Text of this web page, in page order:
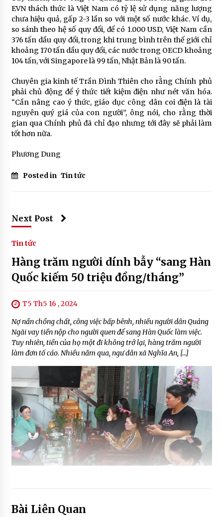
EVN thách thức là Việt Nam có tỷ lệ sử dụng năng lượng
chưa hiệu quả, gấp 2-3 lần so với một số nước khác. Ví dụ,
so sánh theo hệ số quy đổi, để có 1.000 USD, Việt Nam cần
376 tấn dầu quy đổi, trong khi trung bình trên thế giới chỉ
khoảng 170 tấn dầu quy đổi, các nước trong OECD khoảng
104 tấn, với Singapore là 99 tấn, Nhật Bản là 90 tấn.
Chuyên gia kinh tế Trần Đình Thiên cho rằng Chính phủ
phải chủ động để ý thức tiết kiệm điện như nét văn hóa.
“Cần nâng cao ý thức, giáo dục công dân coi điện là tài
nguyên quý giá của con người”, ông nói, cho rằng thời
gian qua Chính phủ đã chỉ đạo nhưng tới đây sẽ phải làm
tốt hơn nữa.
Phương Dung
Posted in Tin tức
Next Post
Tin tức
Hàng trăm người dính bẫy “sang Hàn
Quốc kiếm 50 triệu đồng/tháng”
T5 Th5 16 , 2024
Nợ nần chồng chất, công việc bấp bênh, nhiều người dân Quảng
Ngãi vay tiền nộp cho người quen để sang Hàn Quốc làm việc.
Tuy nhiên, tiền của họ một đi không trở lại, hàng trăm người
làm đơn tố cáo. Nhiều năm qua, ngư dân xã Nghĩa An, […]
Bài Liên Quan